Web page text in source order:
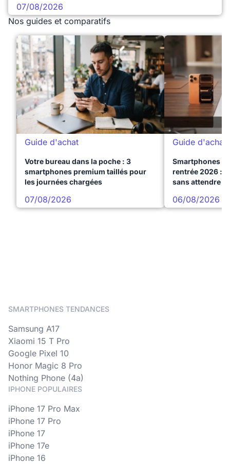
07/08/2026
Nos guides et comparatifs
Guide d'achat
Votre bureau dans la poche : 3
smartphones premium taillés pour
les journées chargées
07/08/2026
Guide d'achat
Smartphones
rentrée 2026 :
sans attendre
06/08/2026
SMARTPHONES TENDANCES
Samsung A17
Xiaomi 15 T Pro
Google Pixel 10
Honor Magic 8 Pro
Nothing Phone (4a)
IPHONE POPULAIRES
iPhone 17 Pro Max
iPhone 17 Pro
iPhone 17
iPhone 17e
iPhone 16